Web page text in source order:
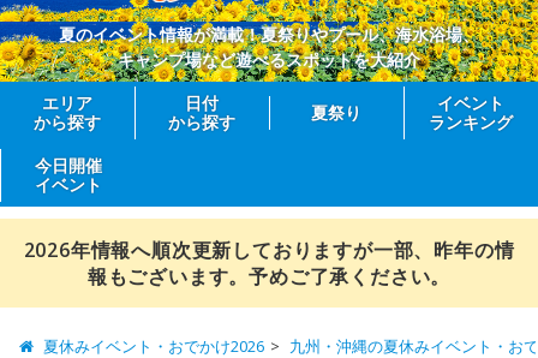
夏のイベント情報が満載！夏祭りやプール、海水浴場、
キャンプ場など遊べるスポットを大紹介
エリア
から探す
日付
から探す
夏祭り
イベント
ランキング
今日開催
イベント
2026年情報へ順次更新しておりますが一部、昨年の情
報もございます。予めご了承ください。
夏休みイベント・おでかけ2026 九州・沖縄の夏休みイベント・お